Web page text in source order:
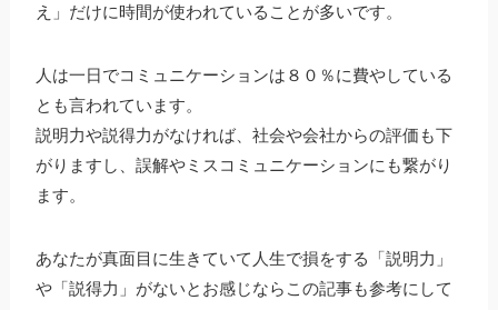
え」だけに時間が使われていることが多いです。
人は一日でコミュニケーションは８０％に費やしている
とも言われています。
説明力や説得力がなければ、社会や会社からの評価も下
がりますし、誤解やミスコミュニケーションにも繋がり
ます。
あなたが真面目に生きていて人生で損をする「説明力」
や「説得力」がないとお感じならこの記事も参考にして